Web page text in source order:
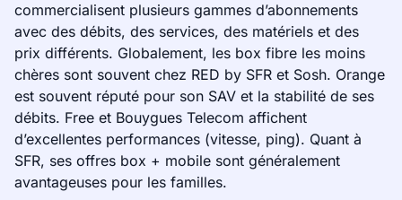
commercialisent plusieurs gammes d’abonnements
avec des débits, des services, des matériels et des
prix différents. Globalement, les box fibre les moins
chères sont souvent chez RED by SFR et Sosh. Orange
est souvent réputé pour son SAV et la stabilité de ses
débits. Free et Bouygues Telecom affichent
d’excellentes performances (vitesse, ping). Quant à
SFR, ses offres box + mobile sont généralement
avantageuses pour les familles.